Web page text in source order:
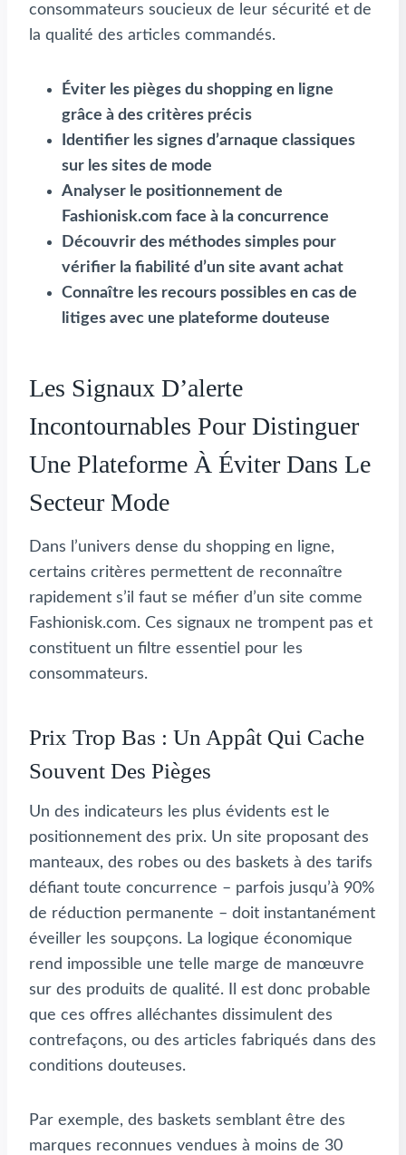
consommateurs soucieux de leur sécurité et de
la qualité des articles commandés.
Éviter les pièges du shopping en ligne
grâce à des critères précis
Identifier les signes d’arnaque classiques
sur les sites de mode
Analyser le positionnement de
Fashionisk.com face à la concurrence
Découvrir des méthodes simples pour
vérifier la fiabilité d’un site avant achat
Connaître les recours possibles en cas de
litiges avec une plateforme douteuse
Les Signaux D’alerte
Incontournables Pour Distinguer
Une Plateforme À Éviter Dans Le
Secteur Mode
Dans l’univers dense du shopping en ligne,
certains critères permettent de reconnaître
rapidement s’il faut se méfier d’un site comme
Fashionisk.com. Ces signaux ne trompent pas et
constituent un filtre essentiel pour les
consommateurs.
Prix Trop Bas : Un Appât Qui Cache
Souvent Des Pièges
Un des indicateurs les plus évidents est le
positionnement des prix. Un site proposant des
manteaux, des robes ou des baskets à des tarifs
défiant toute concurrence – parfois jusqu’à 90%
de réduction permanente – doit instantanément
éveiller les soupçons. La logique économique
rend impossible une telle marge de manœuvre
sur des produits de qualité. Il est donc probable
que ces offres alléchantes dissimulent des
contrefaçons, ou des articles fabriqués dans des
conditions douteuses.
Par exemple, des baskets semblant être des
marques reconnues vendues à moins de 30